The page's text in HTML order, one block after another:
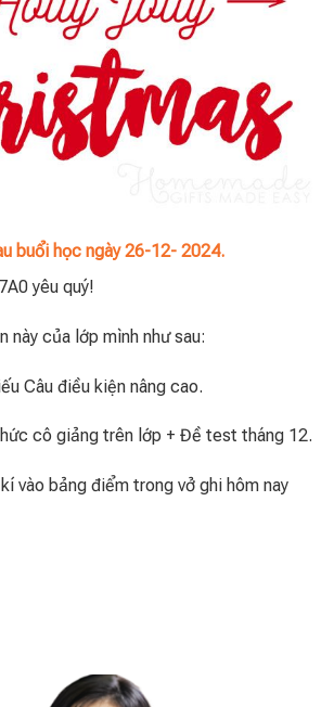
buổi học ngày 26-12- 2024.
yêu quý!
này của lớp mình như sau:
Câu điều kiện nâng cao.
cô giảng trên lớp + Đề test tháng 12.
vào bảng điểm trong vở ghi hôm nay